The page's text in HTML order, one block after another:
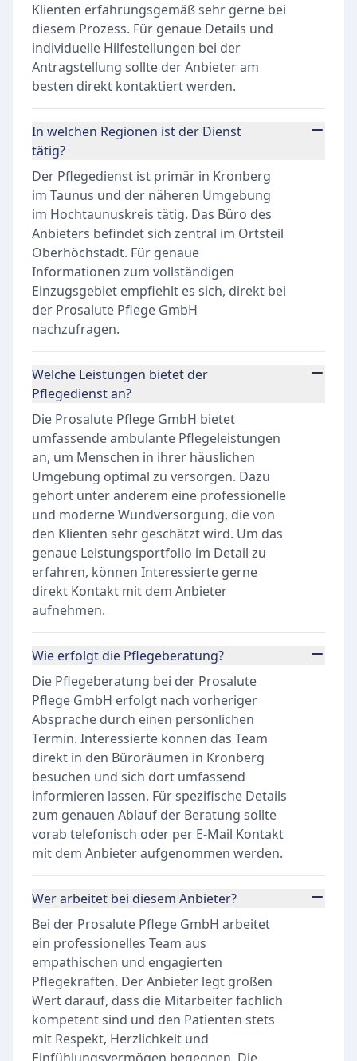
Klienten erfahrungsgemäß sehr gerne bei
diesem Prozess. Für genaue Details und
individuelle Hilfestellungen bei der
Antragstellung sollte der Anbieter am
besten direkt kontaktiert werden.
In welchen Regionen ist der Dienst
tätig?
Der Pflegedienst ist primär in Kronberg
im Taunus und der näheren Umgebung
im Hochtaunuskreis tätig. Das Büro des
Anbieters befindet sich zentral im Ortsteil
Oberhöchstadt. Für genaue
Informationen zum vollständigen
Einzugsgebiet empfiehlt es sich, direkt bei
der Prosalute Pflege GmbH
nachzufragen.
Welche Leistungen bietet der
Pflegedienst an?
Die Prosalute Pflege GmbH bietet
umfassende ambulante Pflegeleistungen
an, um Menschen in ihrer häuslichen
Umgebung optimal zu versorgen. Dazu
gehört unter anderem eine professionelle
und moderne Wundversorgung, die von
den Klienten sehr geschätzt wird. Um das
genaue Leistungsportfolio im Detail zu
erfahren, können Interessierte gerne
direkt Kontakt mit dem Anbieter
aufnehmen.
Wie erfolgt die Pflegeberatung?
Die Pflegeberatung bei der Prosalute
Pflege GmbH erfolgt nach vorheriger
Absprache durch einen persönlichen
Termin. Interessierte können das Team
direkt in den Büroräumen in Kronberg
besuchen und sich dort umfassend
informieren lassen. Für spezifische Details
zum genauen Ablauf der Beratung sollte
vorab telefonisch oder per E-Mail Kontakt
mit dem Anbieter aufgenommen werden.
Wer arbeitet bei diesem Anbieter?
Bei der Prosalute Pflege GmbH arbeitet
ein professionelles Team aus
empathischen und engagierten
Pflegekräften. Der Anbieter legt großen
Wert darauf, dass die Mitarbeiter fachlich
kompetent sind und den Patienten stets
mit Respekt, Herzlichkeit und